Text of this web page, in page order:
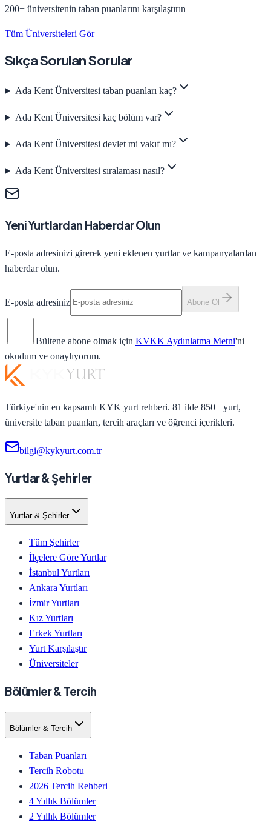
200+ üniversitenin taban puanlarını karşılaştırın
Tüm Üniversiteleri Gör
Sıkça Sorulan Sorular
Ada Kent Üniversitesi taban puanları kaç?
Ada Kent Üniversitesi kaç bölüm var?
Ada Kent Üniversitesi devlet mi vakıf mı?
Ada Kent Üniversitesi sıralaması nasıl?
Yeni Yurtlardan Haberdar Olun
E-posta adresinizi girerek yeni eklenen yurtlar ve kampanyalardan
haberdar olun.
E-posta adresiniz Abone Ol
Bültene abone olmak için KVKK Aydınlatma Metni'ni
okudum ve onaylıyorum.
Türkiye'nin en kapsamlı KYK yurt rehberi. 81 ilde 850+ yurt,
üniversite taban puanları, tercih araçları ve öğrenci içerikleri.
bilgi@kykyurt.com.tr
Yurtlar & Şehirler
Yurtlar & Şehirler
Tüm Şehirler
İlçelere Göre Yurtlar
İstanbul Yurtları
Ankara Yurtları
İzmir Yurtları
Kız Yurtları
Erkek Yurtları
Yurt Karşılaştır
Üniversiteler
Bölümler & Tercih
Bölümler & Tercih
Taban Puanları
Tercih Robotu
2026 Tercih Rehberi
4 Yıllık Bölümler
2 Yıllık Bölümler